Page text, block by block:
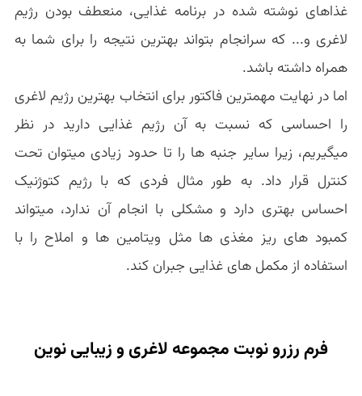
غذاهای نوشته شده در برنامه غذایی، منعطف بودن رژیم
لاغری و... که سرانجام بتواند بهترین نتیجه را برای شما به
همراه داشته باشد.
اما در نهایت مهمترین فاکتور برای انتخاب بهترین رژیم لاغری
را احساسی که نسبت به آن رژیم غذایی دارید در نظر
میگیریم، زیرا سایر جنبه ها را تا حدود زیادی میتوان تحت
کنترل قرار داد. به طور مثال فردی که با رژیم کتوژنیک
احساس بهتری دارد و مشکلی با انجام آن ندارد، میتواند
کمبود های ریز مغذی ها مثل ویتامین ها و املاح را با
استفاده از مکمل های غذایی جبران کند.
فرم رزرو نوبت مجموعه لاغری و زیبایی نوین